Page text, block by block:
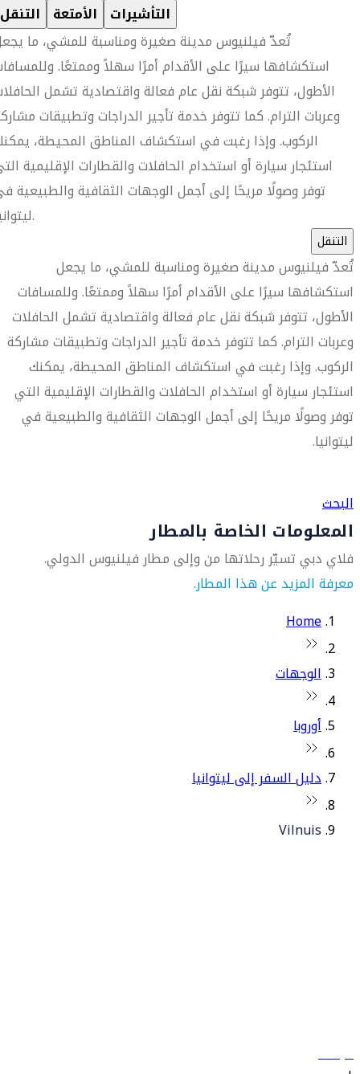
التنقل الأمتعة التأشيرات
تُعدّ فيلنيوس مدينة صغيرة ومناسبة للمشي، ما
استكشافها سيرًا على الأقدام أمرًا سهلاً وممتعًا.
الأطول، تتوفر شبكة نقل عام فعالة واقتصادية تشمل
وعربات الترام. كما تتوفر خدمة تأجير الدراجات وتطبيقات
الركوب. وإذا رغبت في استكشاف المناطق المحيطة،
استئجار سيارة أو استخدام الحافلات والقطارات الإقليمية
توفر وصولًا مريحًا إلى أجمل الوجهات الثقافية والطبيعية
ليتوانيا.
التنقل
تُعدّ فيلنيوس مدينة صغيرة ومناسبة للمشي، ما يجعل
استكشافها سيرًا على الأقدام أمرًا سهلاً وممتعًا. وللمسافات
الأطول، تتوفر شبكة نقل عام فعالة واقتصادية تشمل الحافلات
وعربات الترام. كما تتوفر خدمة تأجير الدراجات وتطبيقات مشاركة
الركوب. وإذا رغبت في استكشاف المناطق المحيطة، يمكنك
استئجار سيارة أو استخدام الحافلات والقطارات الإقليمية التي
توفر وصولًا مريحًا إلى أجمل الوجهات الثقافية والطبيعية في
ليتوانيا.
البحث
المعلومات الخاصة بالمطار
فلاي دبي تسيّر رحلاتها من وإلى مطار فيلنيوس الدولي.
معرفة المزيد عن هذا المطار.
Home
الوجهات
أوروبا
دليل السفر إلى ليتوانيا
Vilnuis
سياساتنا